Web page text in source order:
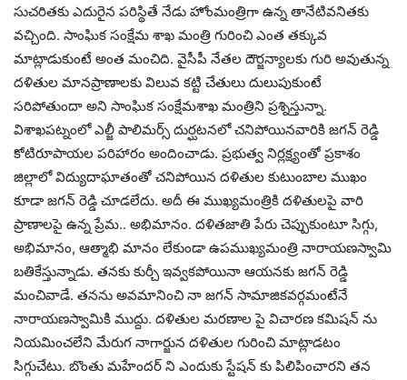
సుచరితకు ఎదురైన పరిస్థితే నేడు హోంమంత్రిగా ఉన్న తానేటివనితకు
వచ్చింది. సాంఘిక సంక్షేమ శాఖ మంత్రి గురించి ఎంత తక్కువ
మాట్లాడుకుంటే అంత మంచిది. వైసీపీ నేతల దౌర్జన్యాలకు గురి అవుతున్న
దళితుల మానప్రాణాలకు విలువ కట్టి చేతులు దులుపుకుంటే
సరిపోతుందా అని సాంఘిక సంక్షేమశాఖ మంత్రిని ప్రశ్నిస్తున్నా.
విశాఖపట్నంలో ఎల్జీ పాలిమర్స్ దుర్ఘటనలో చనిపోయినవారికి జగన్ రెడ్డి
కోటిరూపాయల పరిహారం అందించాడు. ప్రభుత్వ నిర్లక్ష్యంతో ప్రకాశం
జిల్లాలో విద్యుదాఘాతంతో చనిపోయిన దళితుల కుటుంబాల ముఖం
కూడా జగన్ రెడ్డి చూడలేదు. అదీ ఈ ముఖ్యమంత్రికి దళితులపై వారి
ప్రాణాలపై ఉన్న ప్రేమ.. అభిమానం. దళితజాతి పేరు చెప్పుకుంటూ సిగ్గు,
అభిమానం, ఆత్మాభి మానం లేకుండా ఉపముఖ్యమంత్రి నారాయణస్వామి
బతికేస్తున్నాడు. తనకు కుర్చీ ఇవ్వకపోయినా ఆయనకు జగన్ రెడ్డి
మంచివాడే. తనను అవమానించి నా జగన్ సామాజికవర్గమంటేనే
నారాయణస్వామికి ముద్దు. దళితుల మరణాల పై విచారణ కమిషన్ ను
నియమించలేని మేరుగ నాగార్జున దళితుల గురించి మాట్లాడటం
సిగ్గుచేటు. బొంతు మహేందర్ ని ఎందుకు స్టేషన్ కు పిలిపించారని తన